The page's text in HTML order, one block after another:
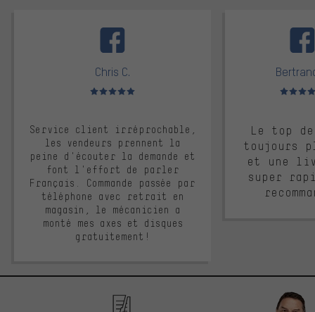
Chris C.
Note moyenne : 5 sur 5
Service client irréprochable,
les vendeurs prennent la
peine d'écouter la demande et
font l'effort de parler
Français. Commande passée par
téléphone avec retrait en
magasin, le mécanicien a
monté mes axes et disques
gratuitement!
Note
Le top
toujours
et une
super